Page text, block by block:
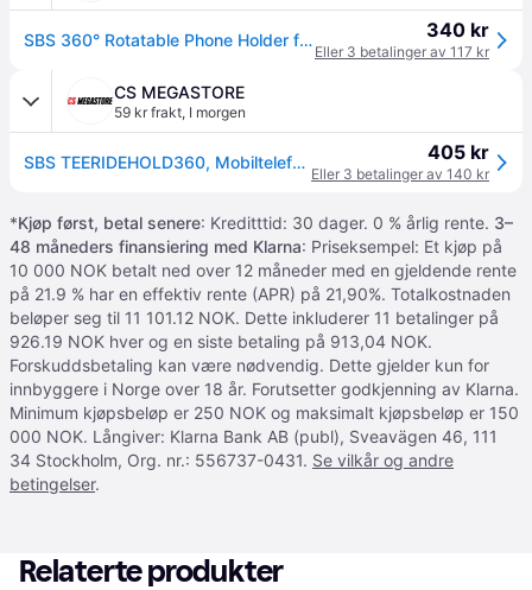
SBS 360° Rotatable Phone Holder for Bicycles Scooters or Baby Strollers 340 kr
Eller 3 betalinger av 117 kr
CS MEGASTORE
59 kr frakt, I morgen
SBS TEERIDEHOLD360, Mobiltelefon/smarttelefon, Passiv holder, Sykkel, Scooter, Sort 405 kr
Eller 3 betalinger av 140 kr
*Kjøp først, betal senere: Kreditttid: 30 dager. 0 % årlig rente. 3–
48 måneders finansiering med Klarna: Priseksempel: Et kjøp på
10 000 NOK betalt ned over 12 måneder med en gjeldende rente
på 21.9 % har en effektiv rente (APR) på 21,90%. Totalkostnaden
beløper seg til 11 101.12 NOK. Dette inkluderer 11 betalinger på
926.19 NOK hver og en siste betaling på 913,04 NOK.
Forskuddsbetaling kan være nødvendig. Dette gjelder kun for
innbyggere i Norge over 18 år. Forutsetter godkjenning av Klarna.
Minimum kjøpsbeløp er 250 NOK og maksimalt kjøpsbeløp er 150
000 NOK. Långiver: Klarna Bank AB (publ), Sveavägen 46, 111
34 Stockholm, Org. nr.: 556737-0431. Se vilkår og andre
betingelser.
Relaterte produkter